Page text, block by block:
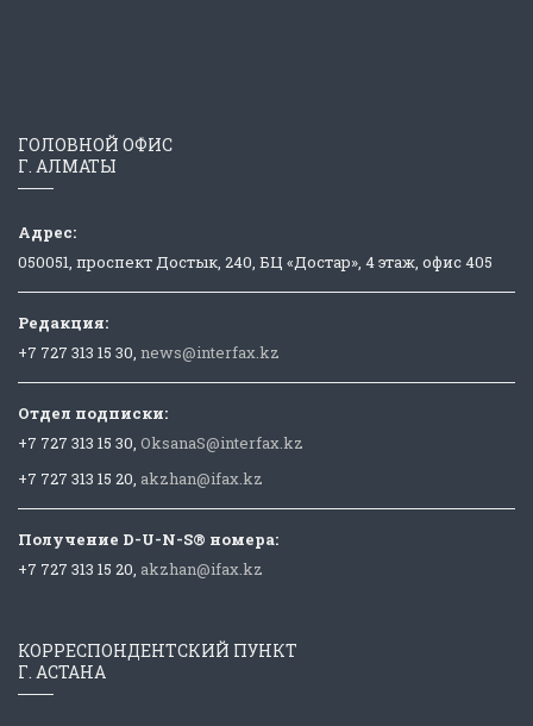
ГОЛОВНОЙ ОФИС
Г. АЛМАТЫ
Адрес:
050051, проспект Достык, 240, БЦ «Достар», 4 этаж, офис 405
Редакция:
+7 727 313 15 30, news@interfax.kz
Отдел подписки:
+7 727 313 15 30, OksanaS@interfax.kz
+7 727 313 15 20, akzhan@ifax.kz
Получение D-U-N-S® номера:
+7 727 313 15 20, akzhan@ifax.kz
КОРРЕСПОНДЕНТСКИЙ ПУНКТ
Г. АСТАНА